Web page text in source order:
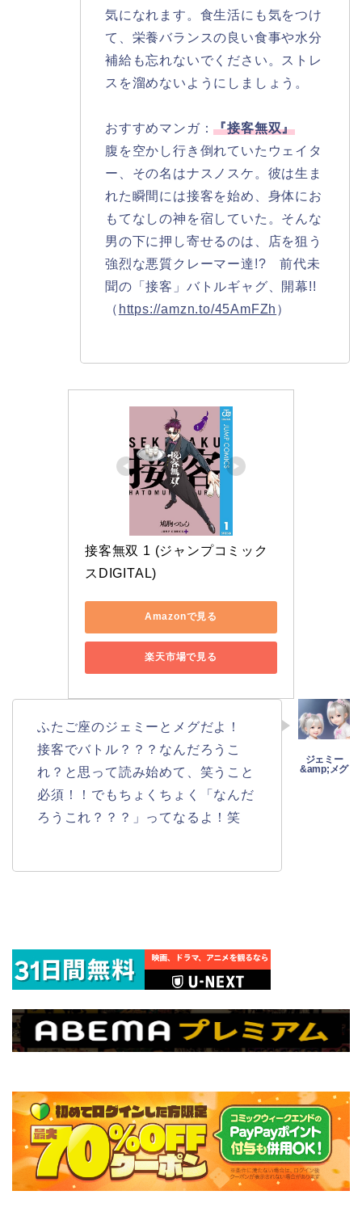
気になれます。食生活にも気をつけ
て、栄養バランスの良い食事や水分
補給も忘れないでください。ストレ
スを溜めないようにしましょう。
おすすめマンガ：『接客無双』
腹を空かし行き倒れていたウェイタ
ー、その名はナスノスケ。彼は生ま
れた瞬間には接客を始め、身体にお
もてなしの神を宿していた。そんな
男の下に押し寄せるのは、店を狙う
強烈な悪質クレーマー達!? 前代未
聞の「接客」バトルギャグ、開幕!!
（ https://amzn.to/45AmFZh ）
接客無双 1 (ジャンプコミック
スDIGITAL)
Amazonで見る
楽天市場で見る
ふたご座のジェミーとメグだよ！
接客でバトル？？？なんだろうこ
れ？と思って読み始めて、笑うこと
必須！！でもちょくちょく「なんだ
ろうこれ？？？」ってなるよ！笑